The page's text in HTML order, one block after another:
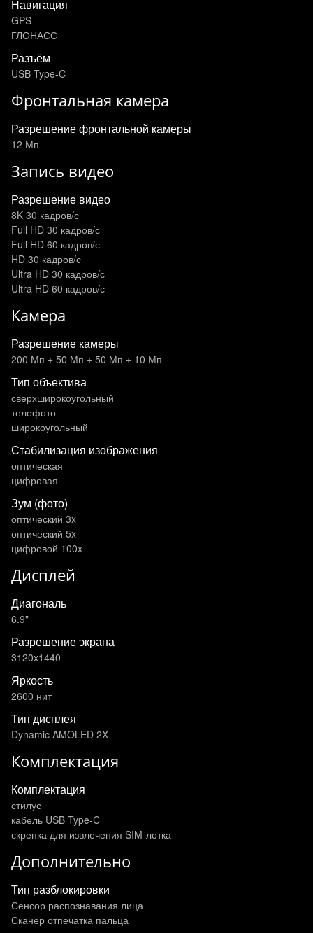
Навигация
GPS
ГЛОНАСС
Разъём
USB Type-C
Фронтальная камера
Разрешение фронтальной камеры
12 Мп
Запись видео
Разрешение видео
8K 30 кадров/с
Full HD 30 кадров/с
Full HD 60 кадров/с
HD 30 кадров/с
Ultra HD 30 кадров/с
Ultra HD 60 кадров/с
Камера
Разрешение камеры
200 Мп + 50 Мп + 50 Мп + 10 Мп
Тип объектива
сверхширокоугольный
телефото
широкоугольный
Стабилизация изображения
оптическая
цифровая
Зум (фото)
оптический 3x
оптический 5x
цифровой 100x
Дисплей
Диагональ
6.9"
Разрешение экрана
3120x1440
Яркость
2600 нит
Тип дисплея
Dynamic AMOLED 2X
Комплектация
Комплектация
стилус
кабель USB Type-C
скрепка для извлечения SIM-лотка
Дополнительно
Тип разблокировки
Сенсор распознавания лица
Сканер отпечатка пальца